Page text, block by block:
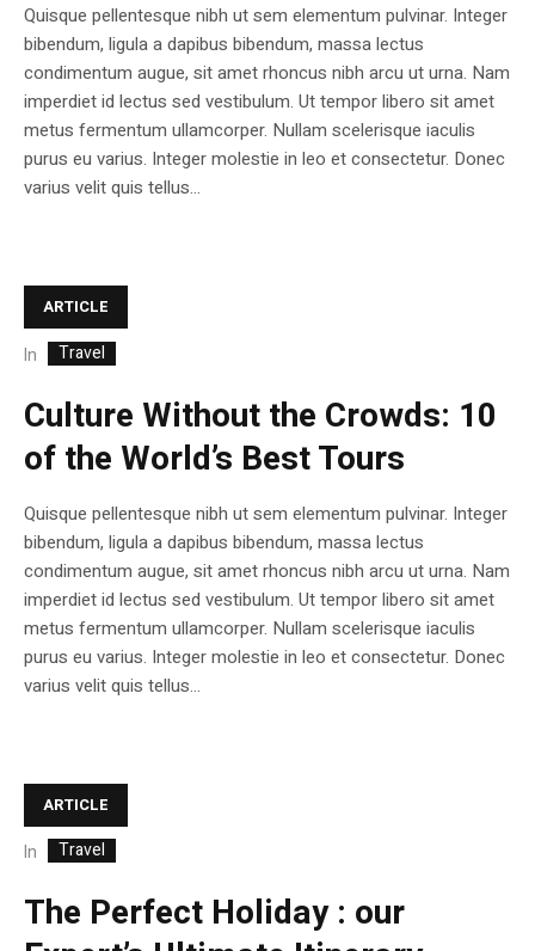
Quisque pellentesque nibh ut sem elementum pulvinar. Integer
bibendum, ligula a dapibus bibendum, massa lectus
condimentum augue, sit amet rhoncus nibh arcu ut urna. Nam
imperdiet id lectus sed vestibulum. Ut tempor libero sit amet
metus fermentum ullamcorper. Nullam scelerisque iaculis
purus eu varius. Integer molestie in leo et consectetur. Donec
varius velit quis tellus...
ARTICLE
In Travel
Culture Without the Crowds: 10
of the World’s Best Tours
Quisque pellentesque nibh ut sem elementum pulvinar. Integer
bibendum, ligula a dapibus bibendum, massa lectus
condimentum augue, sit amet rhoncus nibh arcu ut urna. Nam
imperdiet id lectus sed vestibulum. Ut tempor libero sit amet
metus fermentum ullamcorper. Nullam scelerisque iaculis
purus eu varius. Integer molestie in leo et consectetur. Donec
varius velit quis tellus...
ARTICLE
In Travel
The Perfect Holiday : our